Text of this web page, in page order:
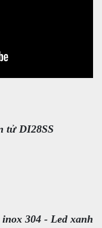
tử DI28SS
304 - Led xanh